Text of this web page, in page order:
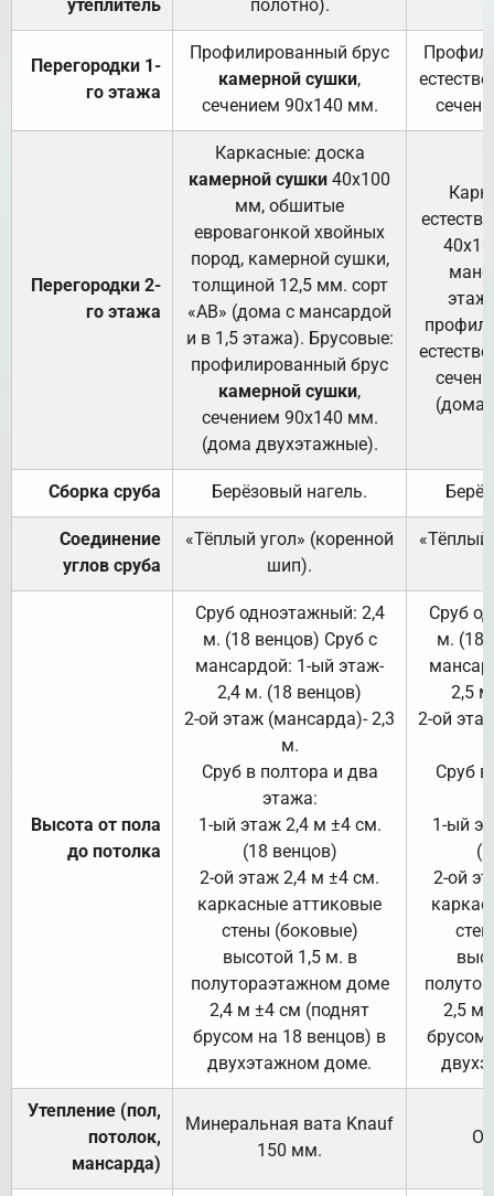
утеплитель
полотно).
Перегородки 1-
го этажа
Профилированный брус
камерной сушки,
сечением 90х140 мм.
Перегородки 2-
го этажа
Каркасные: доска
камерной сушки 40х100
мм, обшитые
евровагонкой хвойных
пород, камерной сушки,
толщиной 12,5 мм. сорт
«АВ» (дома с мансардой
и в 1,5 этажа). Брусовые:
профилированный брус
камерной сушки,
сечением 90х140 мм.
(дома двухэтажные).
(дома
Сборка сруба Берёзовый нагель.
Соединение
углов сруба
«Тёплый угол» (коренной
шип).
«Тёплый
Высота от пола
до потолка
Сруб одноэтажный: 2,4
м. (18 венцов) Сруб с
мансардой: 1-ый этаж-
2,4 м. (18 венцов)
2-ой этаж (мансарда)- 2,3
м.
Сруб в полтора и два
этажа:
1-ый этаж 2,4 м ±4 см.
(18 венцов)
2-ой этаж 2,4 м ±4 см.
каркасные аттиковые
стены (боковые)
высотой 1,5 м. в
полутораэтажном доме
2,4 м ±4 см (поднят
брусом на 18 венцов) в
двухэтажном доме.
Сруб
м. (18
2,5
2-ой
Сруб
1-ый
2-ой
2,5 м
брусом
Утепление (пол,
потолок,
мансарда)
Минеральная вата Knauf
150 мм.